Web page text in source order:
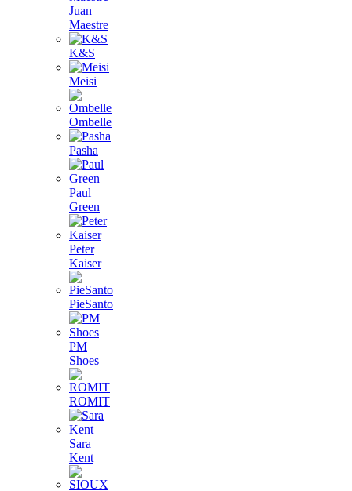
Juan
Maestre
K&S
Meisi
Ombelle
Pasha
Paul
Green
Peter
Kaiser
PieSanto
PM
Shoes
ROMIT
Sara
Kent